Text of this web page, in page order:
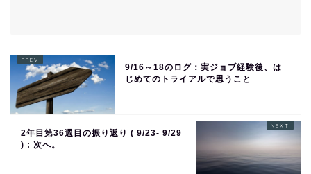
9/16～18のログ：実ジョブ経験後、は
じめてのトライアルで思うこと
2年目第36週目の振り返り ( 9/23- 9/29
) : 次へ。